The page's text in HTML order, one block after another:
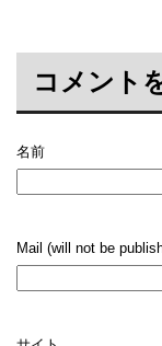
コメント
名前
Mail (will not be